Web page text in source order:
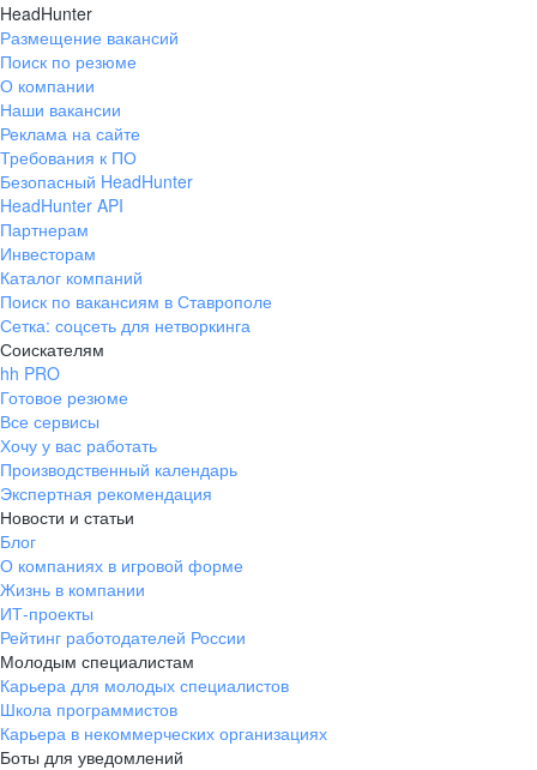
HeadHunter
Размещение вакансий
Поиск по резюме
О компании
Наши вакансии
Реклама на сайте
Требования к ПО
Безопасный HeadHunter
HeadHunter API
Партнерам
Инвесторам
Каталог компаний
Поиск по вакансиям в Ставрополе
Сетка: соцсеть для нетворкинга
Соискателям
hh PRO
Готовое резюме
Все сервисы
Хочу у вас работать
Производственный календарь
Экспертная рекомендация
Новости и статьи
Блог
О компаниях в игровой форме
Жизнь в компании
ИТ-проекты
Рейтинг работодателей России
Молодым специалистам
Карьера для молодых специалистов
Школа программистов
Карьера в некоммерческих организациях
Боты для уведомлений